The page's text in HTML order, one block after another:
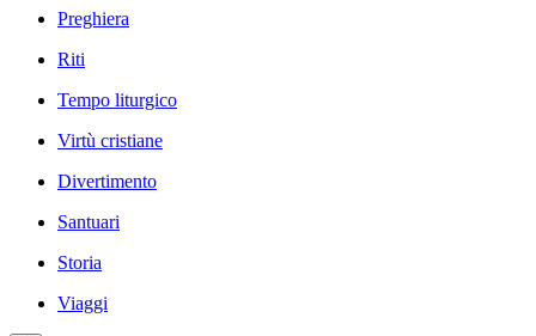
Preghiera
Riti
Tempo liturgico
Virtù cristiane
Divertimento
Santuari
Storia
Viaggi